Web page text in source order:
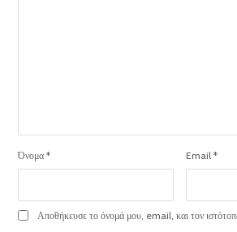
Όνομα * Email *
Αποθήκευσε το όνομά μου, email, και τον